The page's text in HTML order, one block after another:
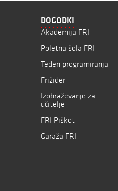
DOGODKI
Akademija FRI
Poletna šola FRI
Teden programiranja
Frižider
Izobraževanje za
učitelje
FRI Piškot
Garaža FRI